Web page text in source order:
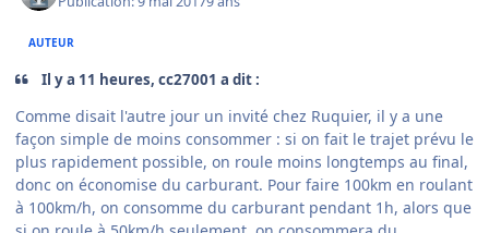
AUTEUR
Il y a 11 heures, cc27001 a dit :
Comme disait l'autre jour un invité chez Ruquier, il y a une
façon simple de moins consommer : si on fait le trajet prévu le
plus rapidement possible, on roule moins longtemps au final,
donc on économise du carburant. Pour faire 100km en roulant
à 100km/h, on consomme du carburant pendant 1h, alors que